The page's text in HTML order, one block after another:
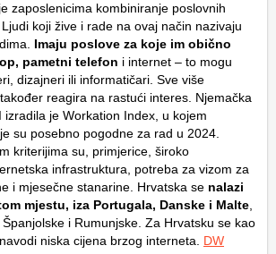
zaposlenicima kombiniranje poslovnih
koji žive i rade na ovaj način nazivaju
Imaju poslove za koje im obično
pametni telefon i internet – to mogu
dizajneri ili informatičari. Sve više
reagira na rastući interes. Njemačka
izradila je Workation Index, u kojem
su posebno pogodne za rad u 2024.
kriterijima su, primjerice, široko
infrastruktura, potreba za vizom za
i mjesečne stanarine. Hrvatska se nalazi
mjestu, iza Portugala, Danske i Malte
i Rumunjske. Za Hrvatsku se kao
niska cijena brzog interneta. DW